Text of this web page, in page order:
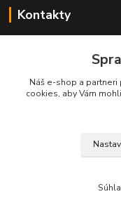
Kontakty
+421
info@kantorstav.sk
Náš e-shop a partneri
cookies, aby Vám